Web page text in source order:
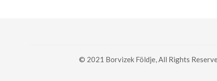
© 2021 Borvizek Földje, All Rights